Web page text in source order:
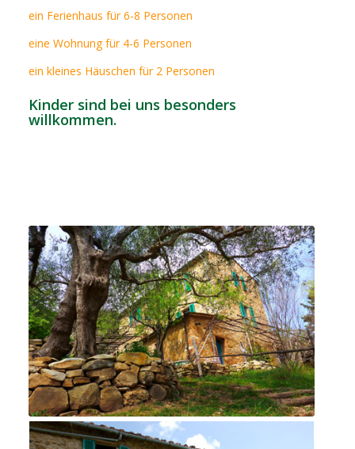
ein Ferienhaus für 6-8 Personen
eine Wohnung für 4-6 Personen
ein kleines Häuschen für 2 Personen
Kinder sind bei uns besonders
willkommen.